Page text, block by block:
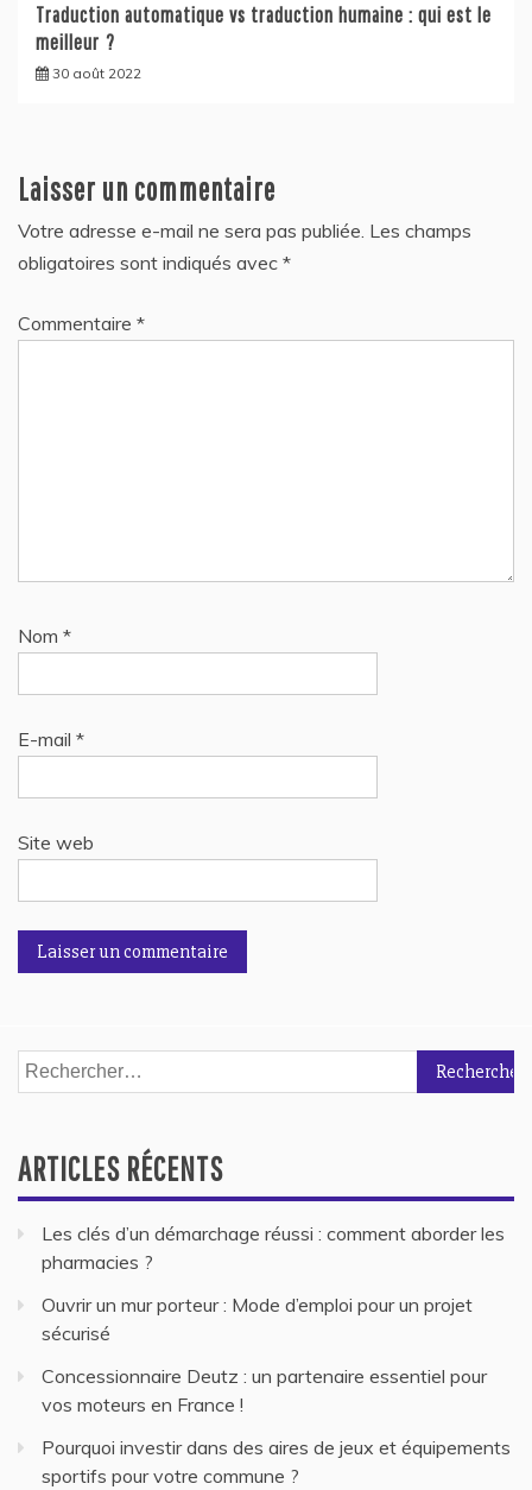
Traduction automatique vs traduction humaine : qui est le
meilleur ?
30 août 2022
Laisser un commentaire
Votre adresse e-mail ne sera pas publiée. Les champs
obligatoires sont indiqués avec *
Commentaire *
Nom *
E-mail *
Site web
Rechercher :
ARTICLES RÉCENTS
Les clés d’un démarchage réussi : comment aborder les
pharmacies ?
Ouvrir un mur porteur : Mode d’emploi pour un projet
sécurisé
Concessionnaire Deutz : un partenaire essentiel pour
vos moteurs en France !
Pourquoi investir dans des aires de jeux et équipements
sportifs pour votre commune ?